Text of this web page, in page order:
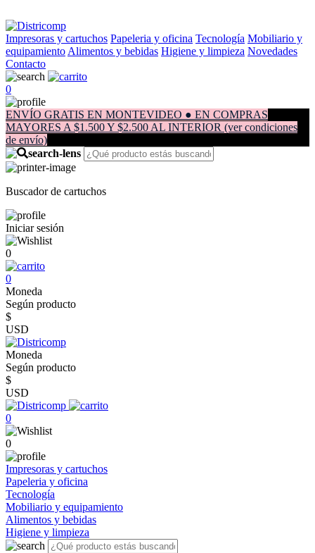
Impresoras y cartuchos Papeleria y oficina Tecnología Mobiliario y
equipamiento Alimentos y bebidas Higiene y limpieza Novedades
Contacto
0
ENVÍO GRATIS EN MONTEVIDEO ● EN COMPRAS
MAYORES A $1.500 Y $2.500 AL INTERIOR (ver condiciones
de envío)
Buscador de cartuchos
Iniciar sesión
0
0
Moneda
Según producto
$
USD
Moneda
Según producto
$
USD
0
0
Impresoras y cartuchos
Papeleria y oficina
Tecnología
Mobiliario y equipamiento
Alimentos y bebidas
Higiene y limpieza